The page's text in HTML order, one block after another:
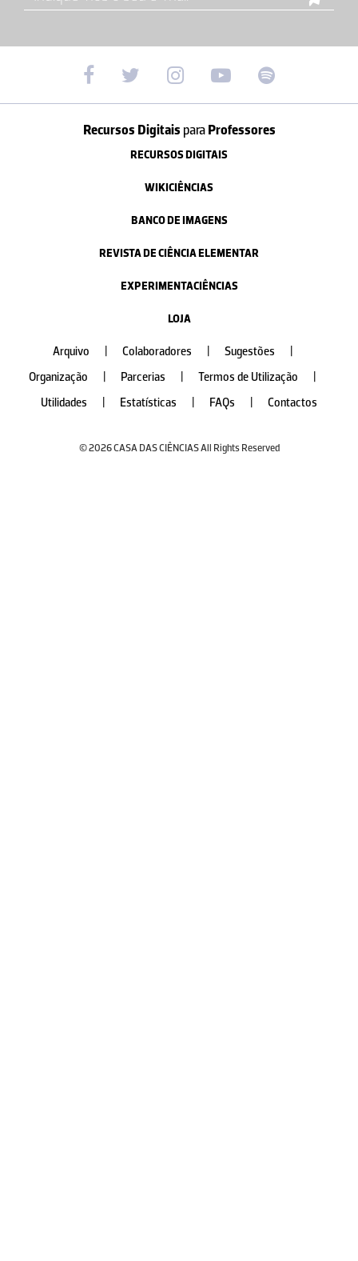
Recursos Digitais paraProfessores
RECURSOS DIGITAIS
WIKICIÊNCIAS
BANCO DE IMAGENS
REVISTA DE CIÊNCIA ELEMENTAR
EXPERIMENTACIÊNCIAS
LOJA
Arquivo Colaboradores Sugestões
Organização
Parcerias Termos de Utilização
Utilidades
Estatísticas FAQs Contactos
© 2026 CASA DAS CIÊNCIAS All Rights Reserved